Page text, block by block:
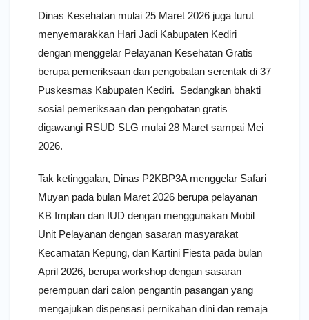
Dinas Kesehatan mulai 25 Maret 2026 juga turut
menyemarakkan Hari Jadi Kabupaten Kediri
dengan menggelar Pelayanan Kesehatan Gratis
berupa pemeriksaan dan pengobatan serentak di 37
Puskesmas Kabupaten Kediri. Sedangkan bhakti
sosial pemeriksaan dan pengobatan gratis
digawangi RSUD SLG mulai 28 Maret sampai Mei
2026.
Tak ketinggalan, Dinas P2KBP3A menggelar Safari
Muyan pada bulan Maret 2026 berupa pelayanan
KB Implan dan IUD dengan menggunakan Mobil
Unit Pelayanan dengan sasaran masyarakat
Kecamatan Kepung, dan Kartini Fiesta pada bulan
April 2026, berupa workshop dengan sasaran
perempuan dari calon pengantin pasangan yang
mengajukan dispensasi pernikahan dini dan remaja